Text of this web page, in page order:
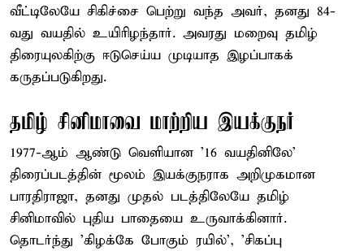
வீட்டிலேயே சிகிச்சை பெற்று வந்த அவர், தனது 84-
வது வயதில் உயிரிழந்தார். அவரது மறைவு தமிழ்
திரையுலகிற்கு ஈடுசெய்ய முடியாத இழப்பாகக்
கருதப்படுகிறது.
தமிழ் சினிமாவை மாற்றிய இயக்குநர்
1977-ஆம் ஆண்டு வெளியான '16 வயதினிலே'
திரைப்படத்தின் மூலம் இயக்குநராக அறிமுகமான
பாரதிராஜா, தனது முதல் படத்திலேயே தமிழ்
சினிமாவில் புதிய பாதையை உருவாக்கினார்.
தொடர்ந்து 'கிழக்கே போகும் ரயில்', 'சிகப்பு